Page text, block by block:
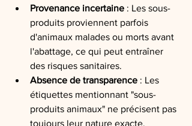
Provenance incertaine : Les sous-
produits proviennent parfois
d'animaux malades ou morts avant
l'abattage, ce qui peut entraîner
des risques sanitaires.
Absence de transparence : Les
étiquettes mentionnant "sous-
produits animaux" ne précisent pas
toujours leur nature exacte,